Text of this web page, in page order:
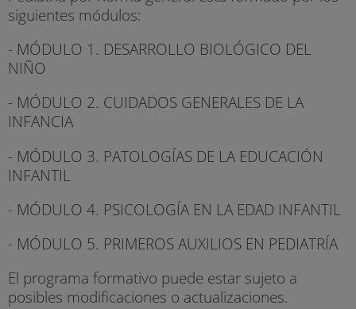
siguientes módulos:
- MÓDULO 1. DESARROLLO BIOLÓGICO DEL
NIÑO
- MÓDULO 2. CUIDADOS GENERALES DE LA
INFANCIA
- MÓDULO 3. PATOLOGÍAS DE LA EDUCACIÓN
INFANTIL
- MÓDULO 4. PSICOLOGÍA EN LA EDAD INFANTIL
- MÓDULO 5. PRIMEROS AUXILIOS EN PEDIATRÍA
El programa formativo puede estar sujeto a
posibles modificaciones o actualizaciones.